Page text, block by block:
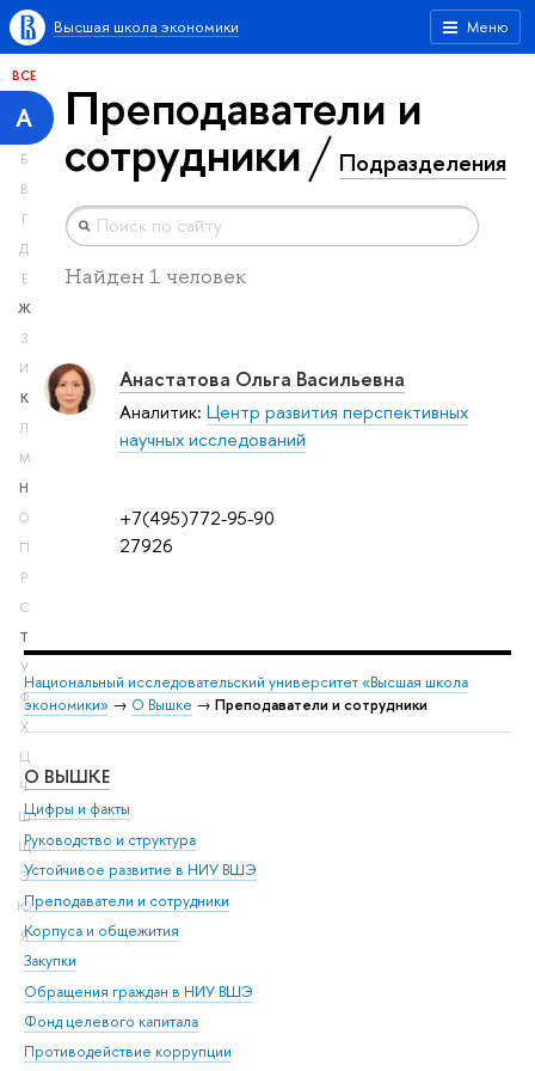
Меню
Высшая школа экономики
ВСЕ
А
Б
В
Г
Д
Е
Ж
З
И
К
Л
М
Н
О
П
Р
С
Т
У
Ф
Х
Ц
Ч
Ш
Щ
Э
Ю
Я
Преподаватели и
сотрудники Подразделения
Найден 1 человек
+7(495)772-95-90
27926
Анастатова Ольга Васильевна
Аналитик: Центр развития перспективных
научных исследований
Национальный исследовательский университет «Высшая школа
экономики» → О Вышке → Преподаватели и сотрудники
О ВЫШКЕ
Цифры и факты
Руководство и структура
Устойчивое развитие в НИУ ВШЭ
Преподаватели и сотрудники
Корпуса и общежития
Закупки
Обращения граждан в НИУ ВШЭ
Фонд целевого капитала
Противодействие коррупции